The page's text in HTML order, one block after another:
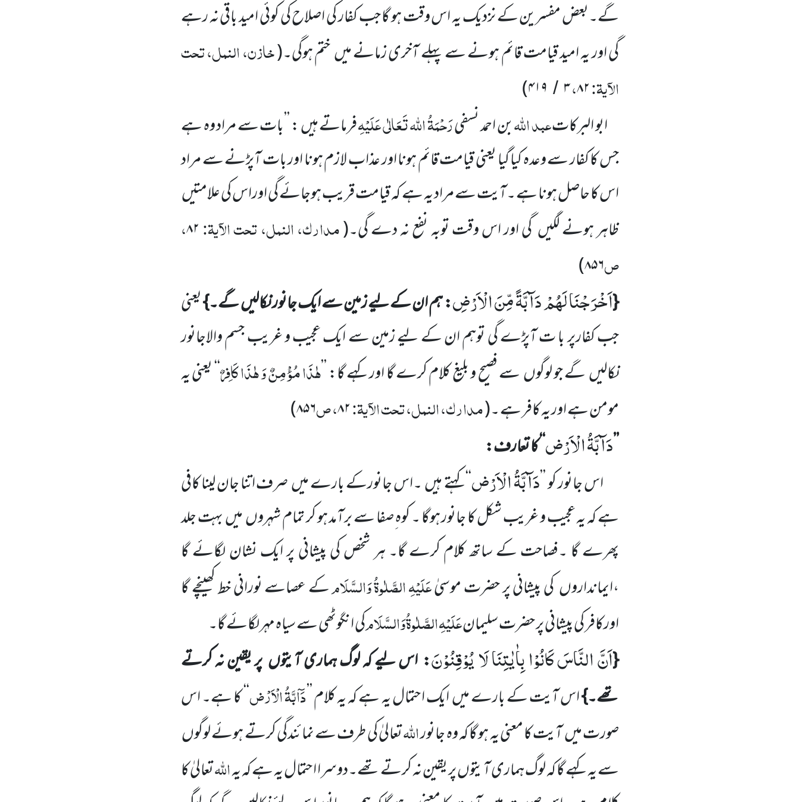
گے۔بعض مفسرین کے نزدیک یہ اس وقت ہو گا جب کفار کی اصلاح کی کوئی امید باقی نہ رہے
گی اور یہ امید قیامت قائم ہونے سے پہلے آخری زمانے میںختم ہوگی۔(خازن، النمل، تحت
الآیۃ:۸۲،۳ / ۴۱۹)
ابو البرکاتعبد اللہبن احمد نسفیرَحْمَۃُ اللہ تَعَالٰی عَلَیْہِفرماتے ہیں : ’’بات سے مراد وہ ہے
جس کا کفار سے وعدہ کیا گیا یعنی قیامت قائم ہونا اور عذاب لازم ہونا اور بات آپڑنے سے مراد
اس کا حاصل ہونا ہے ۔آیت سے مراد یہ ہے کہ قیامت قریب ہوجائے گی اوراس کی علامتیں
ظاہر ہونے لگیں گی اور اس وقت توبہ نفع نہ دے گی۔(مدارک، النمل، تحت الآیۃ:۸۲،
ص۸۵۶)
{اَخْرَجْنَا لَهُمْ دَآبَّةً مِّنَ الْاَرْضِ: ہم ان کے لیے زمین سے ایک جانور نکالیںگے۔}یعنی
جب کفارپر با ت آپڑے گی توہم ان کے لیے زمین سے ایک عجیب و غریب جسم والاجانور
نکالیںگے جو لوگوںسے فصیح و بلیغ کلام کرے گا اور کہے گا:’’ہٰذَامُؤْمِنٌوَہٰذَاکَافِرٌ‘‘یعنی یہ
مومن ہے اور یہ کافر ہے ۔(مدارک، النمل، تحت الآیۃ:۸۲، ص۸۵۶)
’’دَآبَّةُ الْاَرْض‘‘کا تعارف:
اس جانور کو’’دَآبَّةُ الْاَرْض‘‘کہتے ہیں۔اس جانورکے بارے میںصرف اتنا جان لینا کافی
ہے کہ یہ عجیب و غریب شکل کا جانور ہوگا ۔ کوہ ِصفا سے برآمد ہو کر تمام شہروںمیںبہت جلد
پھرے گا ۔فصاحت کے ساتھ کلام کرے گا۔ہر شخص کی پیشانی پر ایک نشان لگائے گا
،ایمانداروںکی پیشانی پر حضرت موسیٰعَلَیْہِالصَّلٰوۃُوَالسَّلَامکے عصاسے نورانی خط کھینچے گا
اورکافر کی پیشانی پر حضرت سلیمانعَلَیْہِالصَّلٰوۃُوَالسَّلَامکی انگوٹھی سے سیاہ مہر لگائے گا۔
{اَنَّ النَّاسَ كَانُوْا بِاٰیٰتِنَا لَا یُوْقِنُوْنَ: اس لیے کہ لوگ ہماری آیتوںپر یقین نہ کرتے
تھے۔}اس آیت کے بارےمیںایک احتمال یہ ہے کہ یہ کلام’’دَابَّۃُ الْاَرْض‘‘کا ہے۔ اس
صورت میںآیت کا معنی یہ ہو گا کہوہ جانوراللہتعالیٰ کی طرف سے نمائندگی کرتے ہوئے لوگوں
سے یہ کہے گا کہ لوگ ہماری آیتوں پر یقین نہ کرتے تھے۔دوسرا احتمال یہ ہے کہ یہاللہتعالیٰ کا